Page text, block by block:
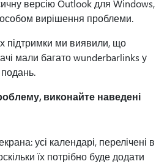
версію Outlook для Windows,
вирішення проблеми.
підтримки ми виявили, що
мали багато wunderbarlinks у
подань.
виконайте наведені
усі календарі, перелічені в
їх потрібно буде додати